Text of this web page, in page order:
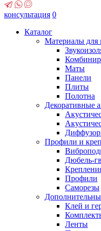
консультация 0
Каталог
Материалы для
Маты
Панели
Плиты
Полотна
Декоративные
Профили и
Дюбель-
Профили
Саморезы
Клей и
Ленты